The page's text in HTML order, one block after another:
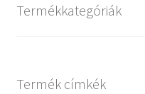
Termékkategóriák
Termék címkék